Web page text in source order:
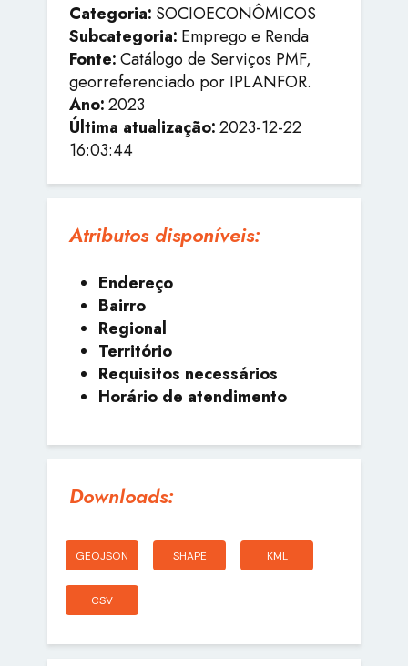
Categoria: SOCIOECONÔMICOS
Subcategoria: Emprego e Renda
Fonte:Catálogo de Serviços PMF,
georreferenciado por IPLANFOR.
Ano:2023
Última atualização:2023-12-22
16:03:44
Atributos disponíveis:
Endereço
Bairro
Regional
Território
Requisitos necessários
Horário de atendimento
Downloads:
GEOJSON SHAPE KML
CSV